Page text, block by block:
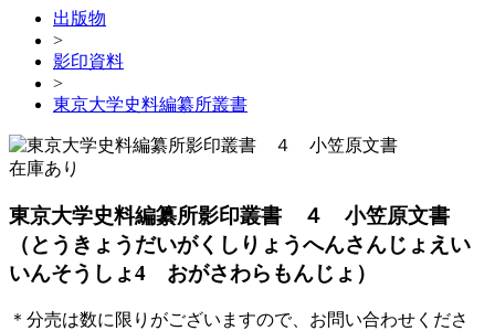
出版物
>
影印資料
>
東京大学史料編纂所叢書
在庫あり
東京大学史料編纂所影印叢書 ４ 小笠原文書
（とうきょうだいがくしりょうへんさんじょえい
いんそうしょ4 おがさわらもんじょ）
＊分売は数に限りがございますので、お問い合わせくださ